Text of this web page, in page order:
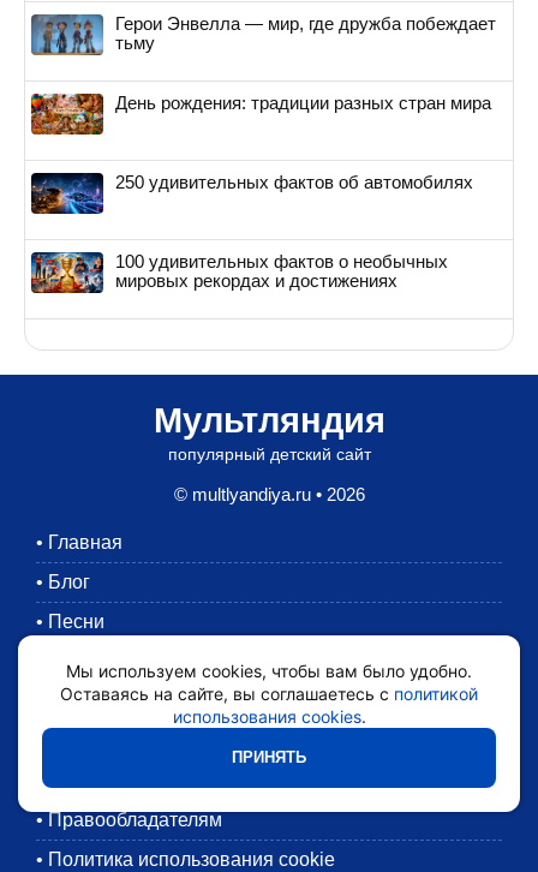
Герои Энвелла — мир, где дружба побеждает
тьму
День рождения: традиции разных стран мира
250 удивительных фактов об автомобилях
100 удивительных фактов о необычных
мировых рекордах и достижениях
Мультляндия
популярный детский сайт
© multlyandiya.ru • 2026
• Главная
• Блог
• Песни
Раскраски
Картинки
•
•
• Правообладателям
• Политика использования cookie
Мы используем cookies, чтобы вам было удобно.
Оставаясь на сайте, вы соглашаетесь с политикой
использования cookies.
ПРИНЯТЬ